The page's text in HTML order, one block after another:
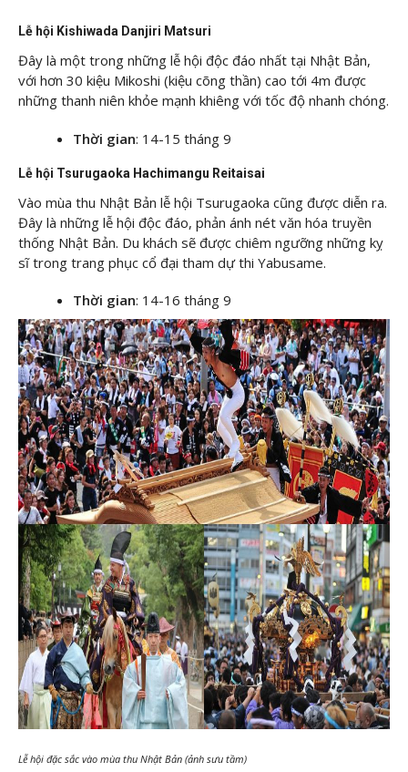
Lễ hội Kishiwada Danjiri Matsuri
Đây là một trong những lễ hội độc đáo nhất tại Nhật Bản,
với hơn 30 kiệu Mikoshi (kiệu cõng thần) cao tới 4m được
những thanh niên khỏe mạnh khiêng với tốc độ nhanh chóng.
Thời gian: 14-15 tháng 9
Lễ hội Tsurugaoka Hachimangu Reitaisai
Vào mùa thu Nhật Bản lễ hội Tsurugaoka cũng được diễn ra.
Đây là những lễ hội độc đáo, phản ánh nét văn hóa truyền
thống Nhật Bản. Du khách sẽ được chiêm ngưỡng những kỵ
sĩ trong trang phục cổ đại tham dự thi Yabusame.
Thời gian: 14-16 tháng 9
Lễ hội đặc sắc vào mùa thu Nhật Bản (ảnh sưu tầm)